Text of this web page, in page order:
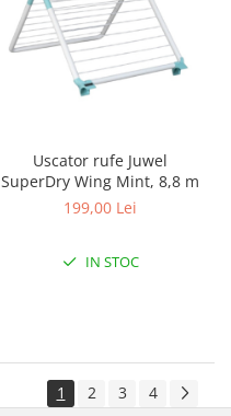
Uscator rufe Juwel
SuperDry Wing Mint, 8,8 m
199,00 Lei
IN STOC
1 2 3 4